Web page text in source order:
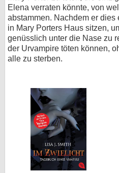
Elena verraten könnte, von
abstammen. Nachdem er
in Mary Porters Haus sitzen,
genüsslich unter die Nase zu
der Urvampire töten können,
alle zu sterben.